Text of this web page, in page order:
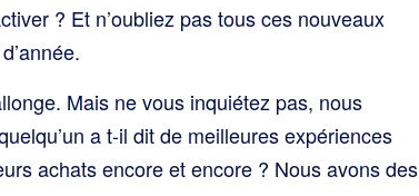
? Et n’oubliez pas tous ces nouveaux
Mais ne vous inquiétez pas, nous
a t-il dit de meilleures expériences
achats encore et encore ? Nous avons des